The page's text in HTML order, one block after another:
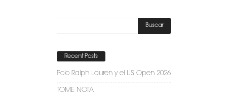
Recent Posts
Polo Ralph Lauren y el US Open 2026
TOME NOTA